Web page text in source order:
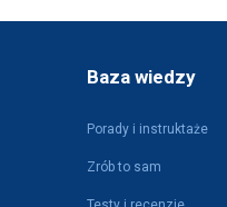
Baza wiedzy
Porady i instruktaże
Zrób to sam